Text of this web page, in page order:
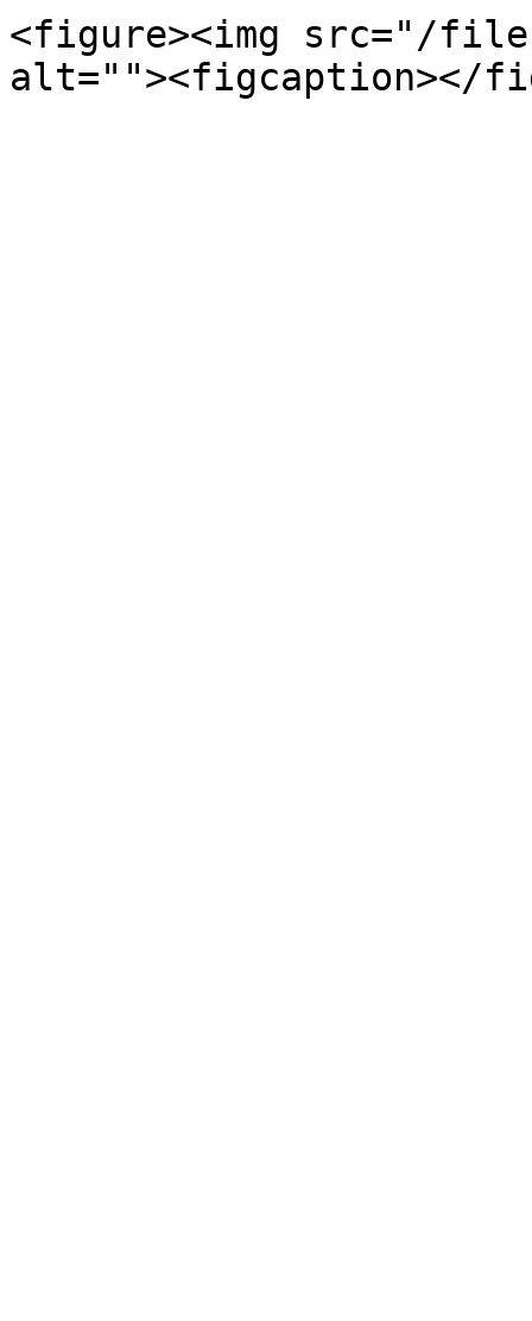
<figure><img src="/files/